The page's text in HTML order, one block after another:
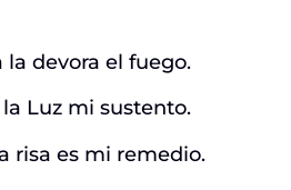
la devora el fuego.
Luz mi sustento.
risa es mi remedio.